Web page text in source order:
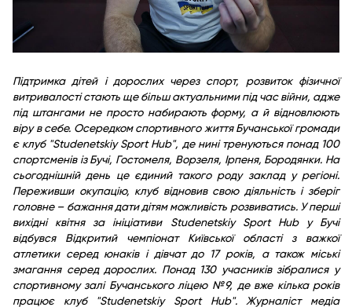
Підтримка дітей і дорослих через спорт, розвиток фізичної
витривалості стають ще більш актуальними під час війни, адже
під штангами не просто набирають форму, а й відновлюють
віру в себе. Осередком спортивного життя Бучанської громади
є клуб "Studenetskiy Sport Hub", де нині тренуються понад 100
спортсменів із Бучі, Гостомеля, Ворзеля, Ірпеня, Бородянки. На
сьогоднішній день це єдиний такого роду заклад у регіоні.
Переживши окупацію, клуб відновив свою діяльність і зберіг
головне – бажання дати дітям можливість розвиватись. У перші
вихідні квітня за ініціативи Studenetskiy Sport Hub у Бучі
відбувся Відкритий чемпіонат Київської області з важкої
атлетики серед юнаків і дівчат до 17 років, а також міські
змагання серед дорослих. Понад 130 учасників зібралися у
спортивному залі Бучанського ліцею №9, де вже кілька років
працює клуб "Studenetskiy Sport Hub". Журналіст медіа